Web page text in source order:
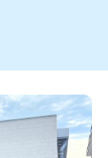
新潟市西蒲区
カ盛り・大盛り
そば・うどん
た酒の陣・新潟
アルビレックス
代
家電・携帯電話
ント
求人
附 チラシ
週末セール